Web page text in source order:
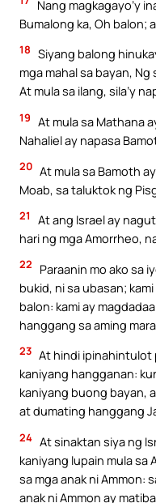
Nang magkagayo’y
Bumalong ka, Oh balon;
18 Siyang balong
mga mahal sa bayan,
At mula sa ilang, sila’y
19 At mula sa Mathana
Nahaliel ay napasa
20 At mula sa Bamoth
Moab, sa taluktok ng
21
At ang Israel ay
hari ng mga Amorrheo,
22
Paraanin mo ako sa
bukid, ni sa ubasan;
balon: kami ay
hanggang sa aming
23 At hindi ipinahintulot
kaniyang hangganan:
kaniyang buong bayan,
at dumating hanggang
24 At sinaktan siya ng
kaniyang lupain mula sa
sa mga anak ni Ammon:
anak ni Ammon ay